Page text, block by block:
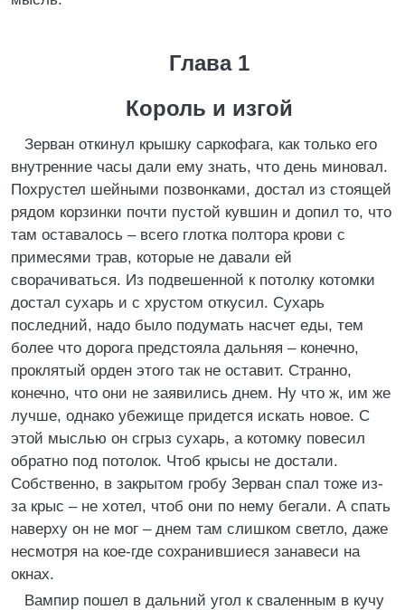
Глава 1
Король и изгой
Зерван откинул крышку саркофага, как только его
внутренние часы дали ему знать, что день миновал.
Похрустел шейными позвонками, достал из стоящей
рядом корзинки почти пустой кувшин и допил то, что
там оставалось – всего глотка полтора крови с
примесями трав, которые не давали ей
сворачиваться. Из подвешенной к потолку котомки
достал сухарь и с хрустом откусил. Сухарь
последний, надо было подумать насчет еды, тем
более что дорога предстояла дальняя – конечно,
проклятый орден этого так не оставит. Странно,
конечно, что они не заявились днем. Ну что ж, им же
лучше, однако убежище придется искать новое. С
этой мыслью он сгрыз сухарь, а котомку повесил
обратно под потолок. Чтоб крысы не достали.
Собственно, в закрытом гробу Зерван спал тоже из-
за крыс – не хотел, чтоб они по нему бегали. А спать
наверху он не мог – днем там слишком светло, даже
несмотря на кое-где сохранившиеся занавеси на
окнах.
Вампир пошел в дальний угол к сваленным в кучу